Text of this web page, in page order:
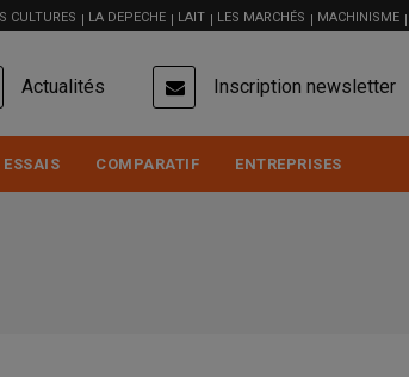
CULTURES LA DEPECHE LAIT LES MARCHÉS MACHINISME
Actualités Inscription newsletter
ESSAIS COMPARATIF ENTREPRISES